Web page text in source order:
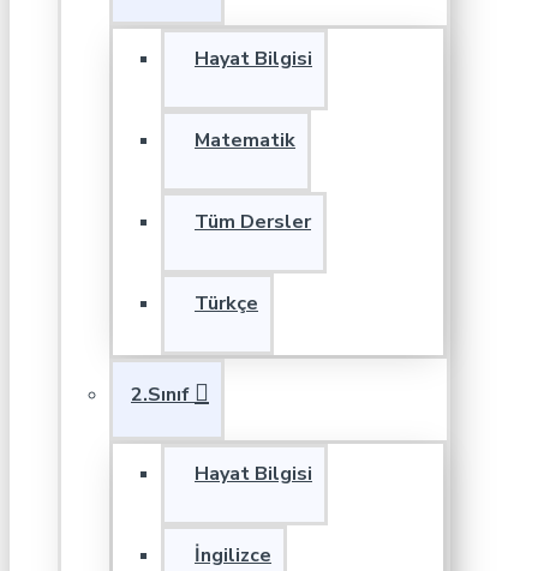
Hayat Bilgisi
Matematik
Tüm Dersler
Türkçe
2.Sınıf
Hayat Bilgisi
İngilizce